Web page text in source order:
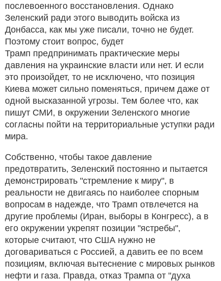
послевоенного восстановления. Однако
Зеленский ради этого выводить войска из
Донбасса, как мы уже писали, точно не будет.
Поэтому стоит вопрос, будет
Трамп предпринимать практические меры
давления на украинские власти или нет. И если
это произойдет, то не исключено, что позиция
Киева может сильно поменяться, причем даже от
одной высказанной угрозы. Тем более что, как
пишут СМИ, в окружении Зеленского многие
согласны пойти на территориальные уступки ради
мира.
Собственно, чтобы такое давление
предотвратить, Зеленский постоянно и пытается
демонстрировать "стремление к миру", в
реальности не двигаясь по наиболее спорным
вопросам в надежде, что Трамп отвлечется на
другие проблемы (Иран, выборы в Конгресс), а в
его окружении укрепят позиции "ястребы",
которые считают, что США нужно не
договариваться с Россией, а давить ее по всем
позициям, включая вытеснение с мировых рынков
нефти и газа. Правда, отказ Трампа от "духа